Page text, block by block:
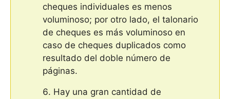
cheques individuales es menos
voluminoso; por otro lado, el talonario
de cheques es más voluminoso en
caso de cheques duplicados como
resultado del doble número de
páginas.
Hay una gran cantidad de